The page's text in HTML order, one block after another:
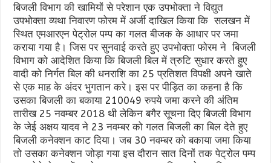
बिजली विभाग की खामियों से परेशान एक उपभोक्ता ने विद्युत
उपभोक्ता व्यथा निवारण फोरम में अर्जी दाखिल किया कि सलखन में
स्थित एमआरएन पेट्रोल पम्प का गलत बीजक के आधार पर जमा
कराया गया है। जिस पर सुनवाई करते हुए उपभोक्ता फोरम ने बिजली
विभाग को आदेशित किया कि बिजली बिल में त्रुटि सुधार करते हुए
वादी को निर्गत बिल की धनराशि का 25 प्रतिशत विपक्षी अपने खाते
से एक माह के अंदर भुगतान करे। इस पर पीड़ित का कहना है कि
उसका बिजली का बकाया 210049 रुपये जमा करने की अंतिम
तारीख 25 नवम्बर 2018 थी लेकिन बगैर सूचना दिए बिजली विभाग
के जेई अक्षय यादव ने 23 नवम्बर को गलत बिजली का बिल देते हुए
बिजली कनेक्शन काट दिया। जब 30 नवम्बर को बकाया जमा किया
तो उसका कनेक्शन जोड़ा गया इस दौरान सात दिनों तक पेट्रोल पम्प